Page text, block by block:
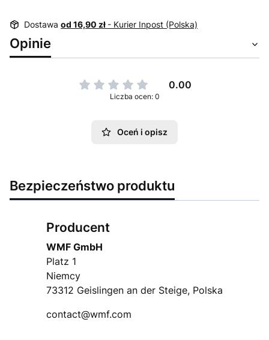
Dostawa od 16,90 zł - Kurier Inpost (Polska)
Opinie
0.00
Liczba ocen: 0
Oceń i opisz
Bezpieczeństwo produktu
Producent
WMF GmbH
Platz 1
Niemcy
73312 Geislingen an der Steige, Polska
contact@wmf.com